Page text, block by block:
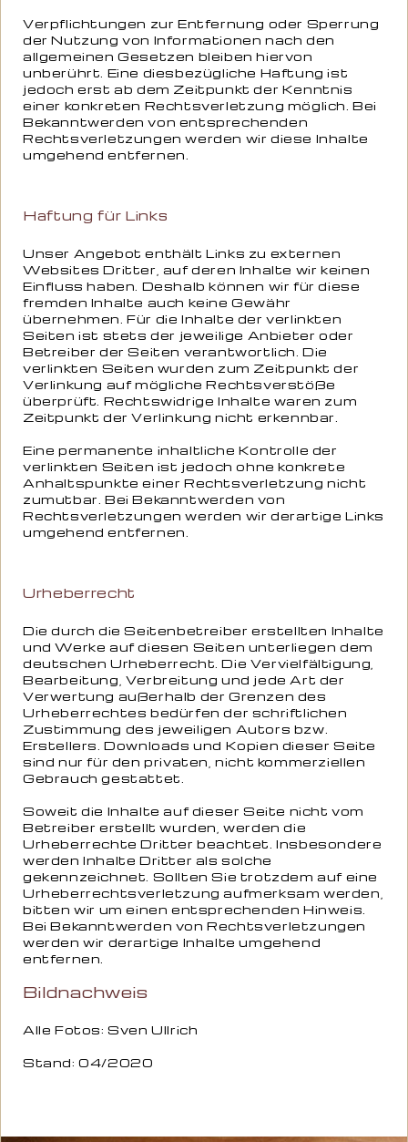
Verpflichtungen zur Entfernung oder Sperrung
der Nutzung von Informationen nach den
allgemeinen Gesetzen bleiben hiervon
unberührt. Eine diesbezügliche Haftung ist
jedoch erst ab dem Zeitpunkt der Kenntnis
einer konkreten Rechtsverletzung möglich. Bei
Bekanntwerden von entsprechenden
Rechtsverletzungen werden wir diese Inhalte
umgehend entfernen.
Haftung für Links
Unser Angebot enthält Links zu externen
Websites Dritter, auf deren Inhalte wir keinen
Einfluss haben. Deshalb können wir für diese
fremden Inhalte auch keine Gewähr
übernehmen. Für die Inhalte der verlinkten
Seiten ist stets der jeweilige Anbieter oder
Betreiber der Seiten verantwortlich. Die
verlinkten Seiten wurden zum Zeitpunkt der
Verlinkung auf mögliche Rechtsverstöße
überprüft. Rechtswidrige Inhalte waren zum
Zeitpunkt der Verlinkung nicht erkennbar.
Eine permanente inhaltliche Kontrolle der
verlinkten Seiten ist jedoch ohne konkrete
Anhaltspunkte einer Rechtsverletzung nicht
zumutbar. Bei Bekanntwerden von
Rechtsverletzungen werden wir derartige Links
umgehend entfernen.
Urheberrecht
Die durch die Seitenbetreiber erstellten Inhalte
und Werke auf diesen Seiten unterliegen dem
deutschen Urheberrecht. Die Vervielfältigung,
Bearbeitung, Verbreitung und jede Art der
Verwertung außerhalb der Grenzen des
Urheberrechtes bedürfen der schriftlichen
Zustimmung des jeweiligen Autors bzw.
Erstellers. Downloads und Kopien dieser Seite
sind nur für den privaten, nicht kommerziellen
Gebrauch gestattet.
Soweit die Inhalte auf dieser Seite nicht vom
Betreiber erstellt wurden, werden die
Urheberrechte Dritter beachtet. Insbesondere
werden Inhalte Dritter als solche
gekennzeichnet. Sollten Sie trotzdem auf eine
Urheberrechtsverletzung aufmerksam werden,
bitten wir um einen entsprechenden Hinweis.
Bei Bekanntwerden von Rechtsverletzungen
werden wir derartige Inhalte umgehend
entfernen.
Bildnachweis
Alle Fotos: Sven Ullrich
Stand: 04/2020